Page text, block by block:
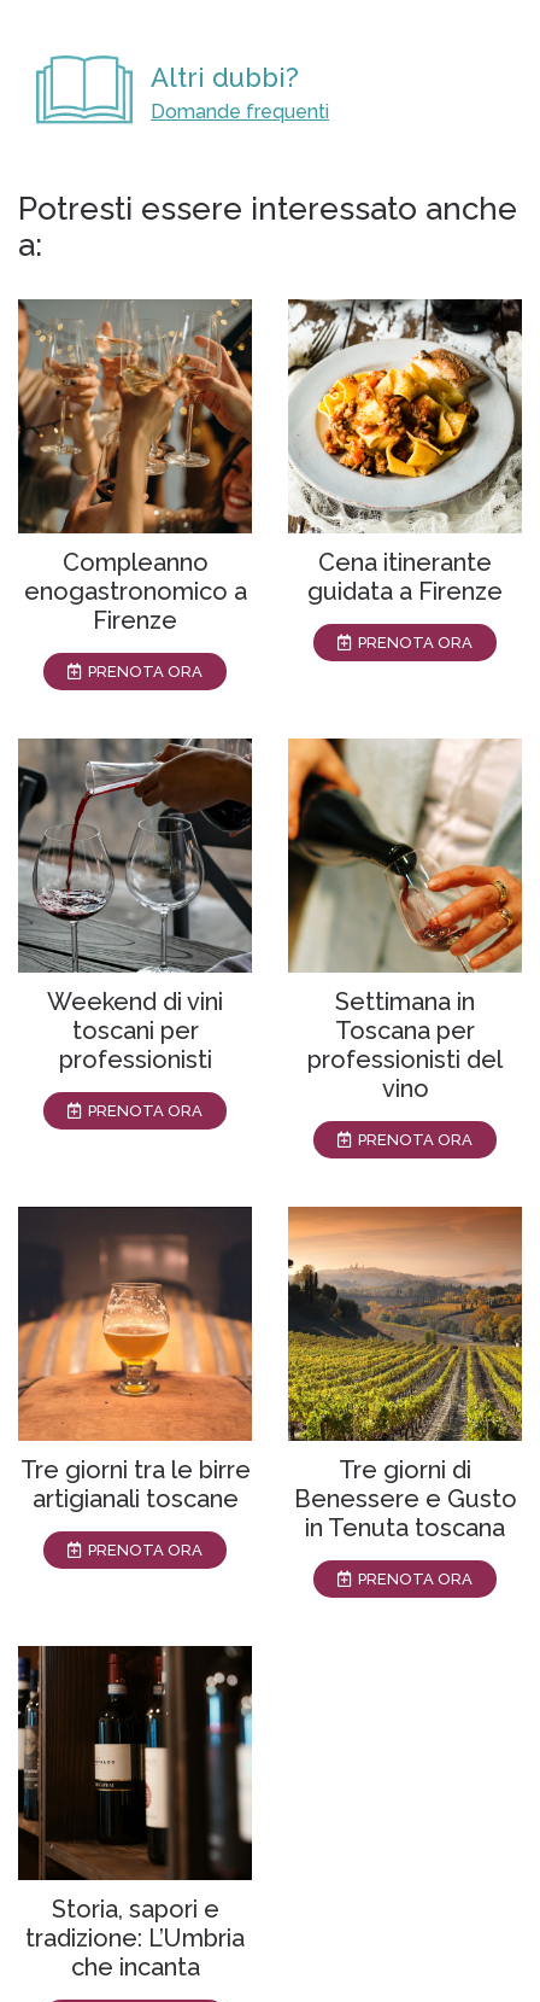
Altri dubbi?
Domande frequenti
Potresti essere interessato anche
a:
Compleanno
enogastronomico a
Firenze
PRENOTA ORA
Cena itinerante
guidata a Firenze
PRENOTA ORA
Weekend di vini
toscani per
professionisti
PRENOTA ORA
Settimana in
Toscana per
professionisti del
vino
PRENOTA ORA
Tre giorni tra le birre
artigianali toscane
PRENOTA ORA
Tre giorni di
Benessere e Gusto
in Tenuta toscana
PRENOTA ORA
Storia, sapori e
tradizione: L’Umbria
che incanta